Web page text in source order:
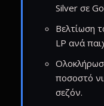
Silver σε
Βελτίωση
LP ανά
ποσοστό
σεζόν.